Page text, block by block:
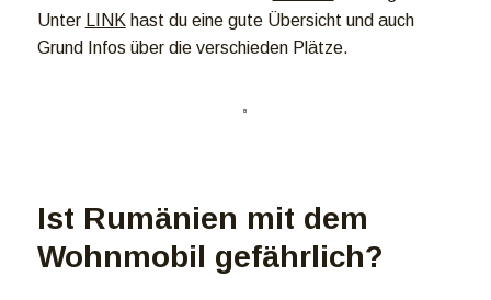
Unter
LINK hast du eine gute Übersicht und auch
Grund Infos über die verschieden Plätze.
Ist Rumänien mit dem
Wohnmobil gefährlich?